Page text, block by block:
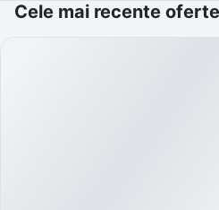
Cele mai recente oferte